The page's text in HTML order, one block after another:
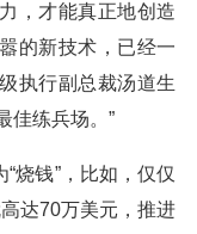
，才能真正地创造
的新技术，已经一
执行副总裁汤道生
佳练兵场。”
烧钱”，比如，仅仅
达70万美元，推进